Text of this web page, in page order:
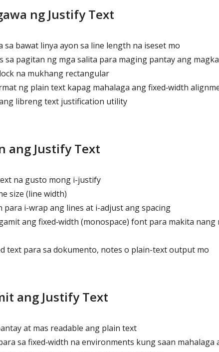
ng Justify Text
sa bawat linya ayon sa line length na iseset mo
sa pagitan ng mga salita para maging pantay ang
na mukhang rectangular
ng plain text kapag mahalaga ang fixed‑width
libreng text justification utility
ang Justify Text
na gusto mong i-justify
size (line width)
i-wrap ang lines at i-adjust ang spacing
ang fixed‑width (monospace) font para makita nang
text para sa dokumento, notes o plain-text output mo
ang Justify Text
at mas readable ang plain text
sa fixed‑width na environments kung saan mahalaga